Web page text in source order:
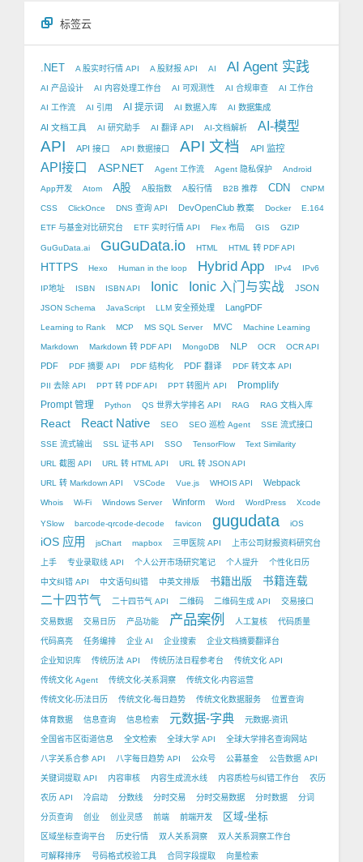
标签云
.NET A 股实时行情 API A 股财报 API AI AI Agent 实践
AI 产品设计 AI 内容处理工作台 AI 可观测性 AI 合规审查 AI 工作台
AI 工作流 AI 引用 AI 提示词 AI 数据入库 AI 数据集成
AI 文档工具 AI 研究助手 AI 翻译 API AI-文档解析 AI-模型
API API 接口 API 数据接口 API 文档 API 监控
API接口 ASP.NET Agent 工作流 Agent 隐私保护 Android
App开发 Atom A股 A股指数 A股行情 B2B 推荐 CDN CNPM
CSS ClickOnce DNS 查询 API DevOpenClub 教案 Docker E.164
ETF 与基金对比研究台 ETF 实时行情 API Flex 布局 GIS GZIP
GuGuData.ai GuGuData.io HTML HTML 转 PDF API
HTTPS Hexo Human in the loop Hybrid App IPv4 IPv6
IP地址 ISBN ISBN API Ionic Ionic 入门与实战 JSON
JSON Schema JavaScript LLM 安全预处理 LangPDF
Learning to Rank MCP MS SQL Server MVC Machine Learning
Markdown Markdown 转 PDF API MongoDB NLP OCR OCR API
PDF PDF 摘要 API PDF 结构化 PDF 翻译 PDF 转文本 API
PII 去除 API PPT 转 PDF API PPT 转图片 API
Promplify
Prompt 管理
Python QS 世界大学排名 API RAG RAG 文档入库
React React Native SEO SEO 巡检 Agent SSE 流式接口
SSE 流式输出 SSL 证书 API SSO TensorFlow Text Similarity
URL 截图 API URL 转 HTML API URL 转 JSON API
URL 转 Markdown API VSCode Vue.js WHOIS API Webpack
Whois Wi-Fi Windows Server Winform Word WordPress Xcode
YSlow barcode-qrcode-decode favicon gugudata iOS
iOS 应用 jsChart mapbox 三甲医院 API 上市公司财报资料研究台
上手 专业录取线 API 个人公开市场研究笔记 个人提升 个性化日历
中文纠错 API 中文语句纠错 中英文排版 书籍出版 书籍连载
二十四节气 二十四节气 API 二维码 二维码生成 API 交易接口
交易数据 交易日历 产品功能 产品案例 人工复核 代码质量
代码高亮 任务编排 企业 AI 企业搜索 企业文档摘要翻译台
企业知识库 传统历法 API 传统历法日程参考台 传统文化 API
传统文化 Agent 传统文化-关系洞察 传统文化-内容运营
传统文化-历法日历 传统文化-每日趋势 传统文化数据服务 位置查询
体育数据 信息查询 信息检索 元数据-字典 元数据-资讯
全国省市区街道信息 全文检索 全球大学 API 全球大学排名查询网站
八字关系合参 API 八字每日趋势 API 公众号 公募基金 公告数据 API
关键词提取 API 内容审核 内容生成流水线 内容质检与纠错工作台 农历
农历 API 冷启动 分数线 分时交易 分时交易数据 分时数据 分词
分页查询 创业 创业灵感 前端 前端开发 区域-坐标
区域坐标查询平台 历史行情 双人关系洞察 双人关系洞察工作台
可解释排序 号码格式校验工具 合同字段提取 向量检索